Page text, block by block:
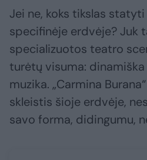
Jei ne, koks tikslas
specifinėje erdvėje? Juk
specializuotos teatro
turėtų visuma:
muzika. „Carmina
skleistis šioje erdvėje,
savo forma, didingumu,